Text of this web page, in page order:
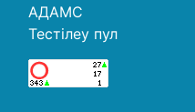
АДАМС
Тестілеу пул